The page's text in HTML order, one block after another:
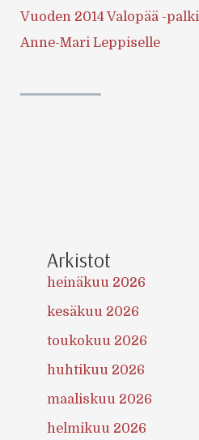
Vuoden 2014 Valopää -
Anne-Mari Leppiselle
Arkistot
heinäkuu 2026
kesäkuu 2026
toukokuu 2026
huhtikuu 2026
maaliskuu 2026
helmikuu 2026